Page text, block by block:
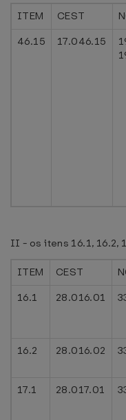
ITEM CEST
46.15
17.046.15
II - os itens 16.1, 16.2,
ITEM CEST
16.1
28.016.01
16.2
28.016.02
17.1
28.017.01